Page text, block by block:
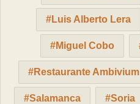
Luis Alberto Lera
Miguel Cobo
Restaurante Ambivium
Salamanca Soria